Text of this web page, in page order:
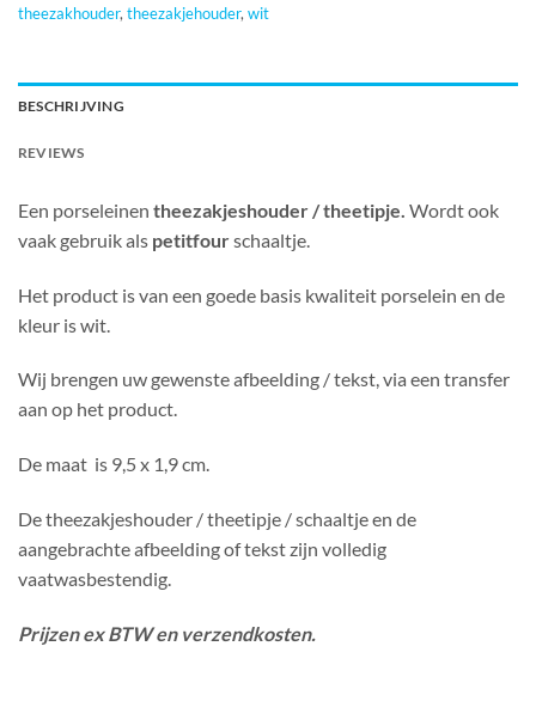
theezakhouder, theezakjehouder, wit
BESCHRIJVING
REVIEWS
Een porseleinen theezakjeshouder / theetipje. Wordt ook
vaak gebruik als petitfourschaaltje.
Het product is van een goede basis kwaliteit porselein en de
kleur is wit.
Wij brengen uw gewenste afbeelding / tekst, via een transfer
aan op het product.
De maat is 9,5 x 1,9 cm.
De theezakjeshouder / theetipje / schaaltje en de
aangebrachte afbeelding of tekst zijn volledig
vaatwasbestendig.
Prijzen ex BTW en verzendkosten.